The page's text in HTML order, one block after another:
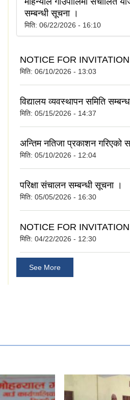
सम्बन्धी सूचना ।
मिति: 06/22/2026 - 16:10
NOTICE FOR
मिति: 06/10/2026 - 13:03
विद्यालय व्यवस्थापन समिति
मिति: 05/15/2026 - 14:37
अन्तिम नतिजा प्रकाशन गरिएको
मिति: 05/10/2026 - 12:04
परिक्षा संचालन सम्बन्धी सूचना ।
मिति: 05/05/2026 - 16:30
NOTICE FOR
मिति: 04/22/2026 - 12:30
See More